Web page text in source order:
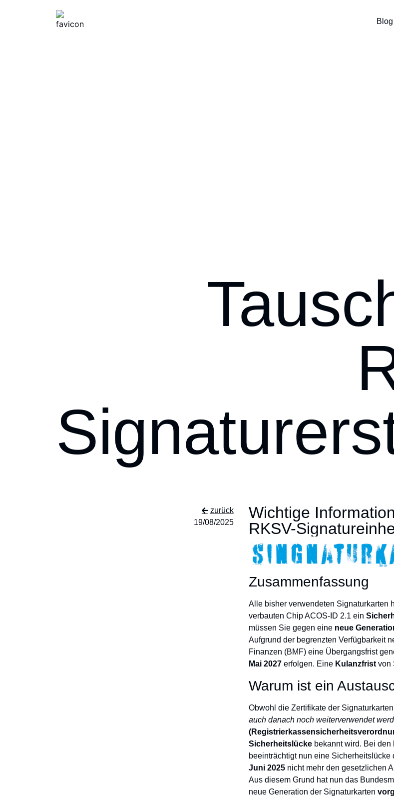
Blog
zurück
19/08/2025
Wichtige
RKSV-
Zusammenfassung
Alle bisher verwendeten Signaturkarten
verbauten Chip ACOS-ID 2.1 ein
müssen Sie gegen eine neue
Aufgrund der begrenzten Verfügbarkeit
Finanzen (BMF) eine Übergangsfrist
Mai 2027erfolgen. Eine Kulanzfrist von
Warum ist ein
Obwohl die Zertifikate der
auch danach noch weiterverwendet
Sicherheitslückebekannt wird. Bei den
beeinträchtigt nun eine Sicherheitslücke
Juni 2025nicht mehr den gesetzlichen
Aus diesem Grund hat nun das
neue Generation der Signaturkarten